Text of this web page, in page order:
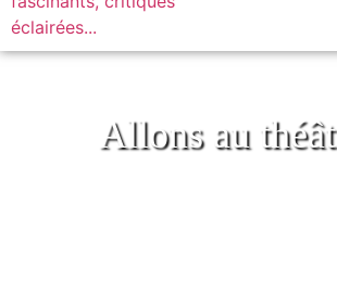
Allons au